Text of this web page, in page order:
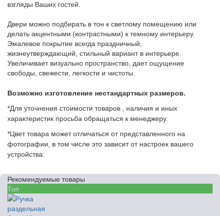
взгляды Ваших гостей.
Двери можно подбирать в тон к светлому помещению или
делать акцентными (контрастными) к темному интерьеру.
Эмалевое покрытие всегда праздничный,
жизнеутверждающий, стильный вариант в интерьере.
Увеличивает визуально пространство, дает ощущение
свободы, свежести, легкости и чистоты.
Возможно изготовление нестандартных размеров.
*Для уточнения стоимости товаров , наличия и иных
характеристик просьба обращаться к менеджеру.
*Цвет товара может отличаться от представленного на
фотографии, в том числе это зависит от настроек вашего
устройства.
Рекомендуемые товары
Топ